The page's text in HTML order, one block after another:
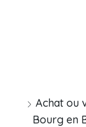
Achat ou
Bourg en